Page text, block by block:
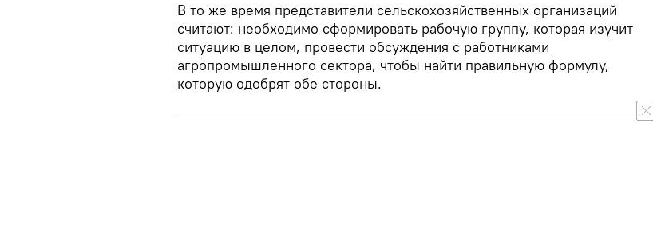
В то же время представители сельскохозяйственных организаций
считают: необходимо сформировать рабочую группу, которая изучит
ситуацию в целом, провести обсуждения с работниками
агропромышленного сектора, чтобы найти правильную формулу,
которую одобрят обе стороны.